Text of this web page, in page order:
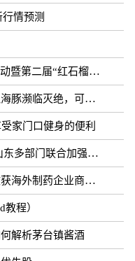
情预测
“红石榴杯”羽毛球比赛
绝，可能仅剩10至13头
家门口健身的便利
加强噪声污染防治工作
制药企业商业批订单
程）
解析茅台镇酱酒